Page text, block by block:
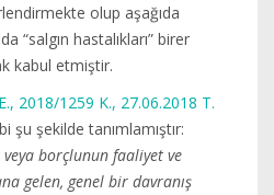
olup aşağıda
“salgın hastalıkları” birer
kabul etmiştir.
2018/1259 K., 27.06.2018 T.
şu şekilde tanımlamıştır:
borçlunun faaliyet ve
gelen, genel bir davranış